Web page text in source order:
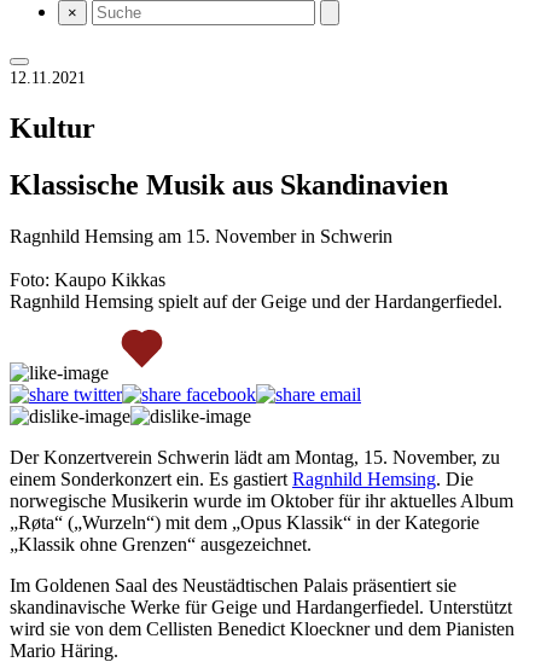
×
12.11.2021
Kultur
Klassische Musik aus Skandinavien
Ragnhild Hemsing am 15. November in Schwerin
Foto: Kaupo Kikkas
Ragnhild Hemsing spielt auf der Geige und der Hardangerfiedel.
Der Konzertverein Schwerin lädt am Montag, 15. November, zu
einem Sonderkonzert ein. Es gas­tiert Ragnhild Hemsing. Die
norwegische Musikerin wurde im Oktober für ihr aktuelles Album
„Røta“ („Wurzeln“) mit dem „Opus Klassik“ in der Kategorie
„Klassik ohne Grenzen“ ausgezeichnet.
Im Goldenen Saal des Neustädtischen Palais präsentiert sie
skandinavische Werke für Geige und Hardangerfiedel. Unterstützt
wird sie von dem Cellisten Benedict Kloeckner und dem Pianisten
Mario Häring.